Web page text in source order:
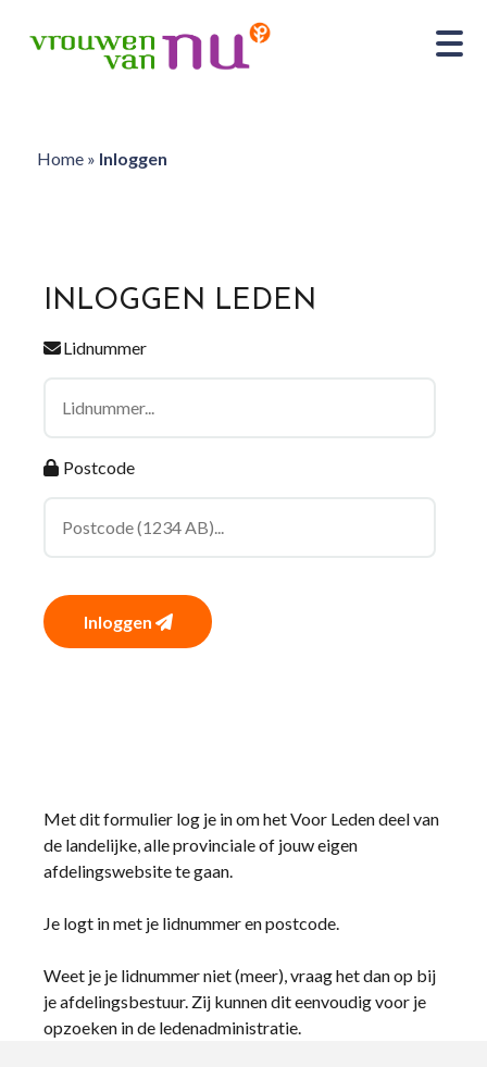
Home» Inloggen
INLOGGEN LEDEN
Lidnummer
Postcode
Inloggen
Met dit formulier log je in om het Voor Leden deel van
de landelijke, alle provinciale of jouw eigen
afdelingswebsite te gaan.
Je logt in met je lidnummer en postcode.
Weet je je lidnummer niet (meer), vraag het dan op bij
je afdelingsbestuur. Zij kunnen dit eenvoudig voor je
opzoeken in de ledenadministratie.